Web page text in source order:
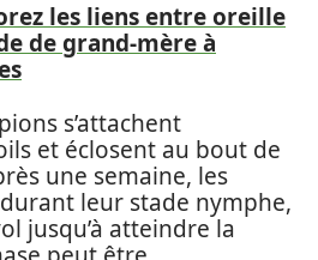
les liens entre oreille
de grand-mère à
s’attachent
et éclosent au bout de
une semaine, les
leur stade nymphe,
jusqu’à atteindre la